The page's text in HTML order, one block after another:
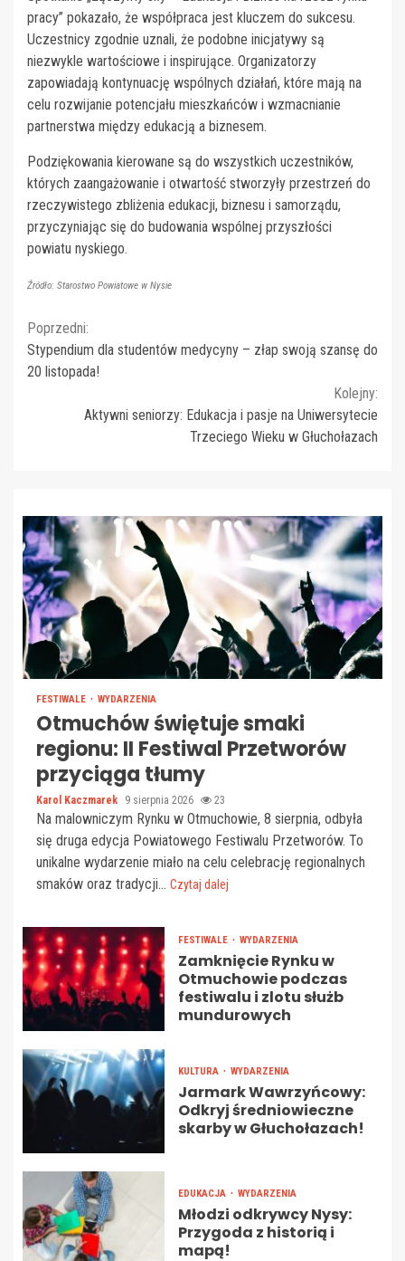
pracy” pokazało, że współpraca jest kluczem do sukcesu.
Uczestnicy zgodnie uznali, że podobne inicjatywy są
niezwykle wartościowe i inspirujące. Organizatorzy
zapowiadają kontynuację wspólnych działań, które mają na
celu rozwijanie potencjału mieszkańców i wzmacnianie
partnerstwa między edukacją a biznesem.
Podziękowania kierowane są do wszystkich uczestników,
których zaangażowanie i otwartość stworzyły przestrzeń do
rzeczywistego zbliżenia edukacji, biznesu i samorządu,
przyczyniając się do budowania wspólnej przyszłości
powiatu nyskiego.
Źródło: Starostwo Powiatowe w Nysie
Continue
Reading
Poprzedni:
Stypendium dla studentów medycyny – złap swoją szansę do
20 listopada!
Kolejny:
Aktywni seniorzy: Edukacja i pasje na Uniwersytecie
Trzeciego Wieku w Głuchołazach
FESTIWALE WYDARZENIA
Otmuchów świętuje smaki
regionu: II Festiwal Przetworów
przyciąga tłumy
Karol Kaczmarek 9 sierpnia 2026 23
Na malowniczym Rynku w Otmuchowie, 8 sierpnia, odbyła
się druga edycja Powiatowego Festiwalu Przetworów. To
unikalne wydarzenie miało na celu celebrację regionalnych
smaków oraz tradycji... Czytaj dalej
FESTIWALE WYDARZENIA
Zamknięcie Rynku w
Otmuchowie podczas
festiwalu i zlotu służb
mundurowych
KULTURA WYDARZENIA
Jarmark Wawrzyńcowy:
Odkryj średniowieczne
skarby w Głuchołazach!
EDUKACJA WYDARZENIA
Młodzi odkrywcy Nysy:
Przygoda z historią i
mapą!